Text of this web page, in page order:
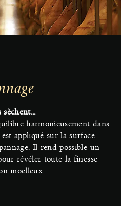
harmonieusement dans
appliqué sur la surface
Il rend possible un
révéler toute la finesse
moelleux.